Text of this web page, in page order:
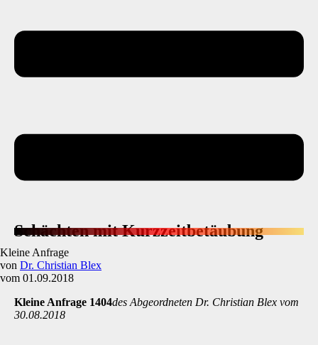
Schächten mit Kurzzeitbetäubung
Kleine Anfrage
von Dr. Christian Blex
vom 01.09.2018
Kleine Anfrage 1404des Abgeordneten Dr. Christian Blex vom
30.08.2018